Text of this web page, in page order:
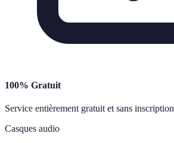
100% Gratuit
Service entièrement gratuit et sans inscription
Casques audio